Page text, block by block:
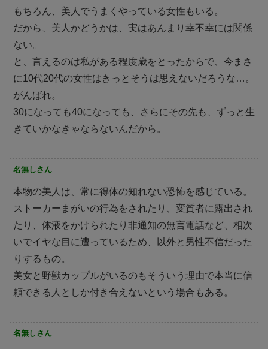
もちろん、美人でうまくやっている女性もいる。
だから、美人かどうかは、実はあんまり幸不幸には関係
ない。
と、言えるのは私がある程度歳をとったからで、今まさ
に10代20代の女性はきっとそうは思えないだろうな…。
がんばれ。
30になっても40になっても、さらにその先も、ずっと生
きていかなきゃならないんだから。
名無しさん
本物の美人は、常に得体の知れない恐怖を感じている。
ストーカーまがいの行為をされたり、変質者に露出され
たり、体液をかけられたり非通知の無言電話など、相次
いでイヤな目に遭っているため、以外と男性不信だった
りするもの。
美女と野獣カップルがいるのもそういう理由で本当に信
頼できる人としか付き合えないという場合もある。
名無しさん